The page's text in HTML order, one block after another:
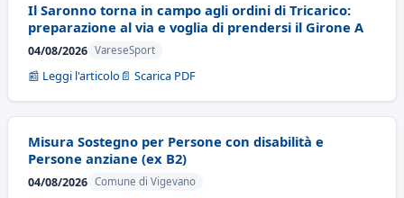
Il Saronno torna in campo agli ordini di Tricarico:
preparazione al via e voglia di prendersi il Girone A
04/08/2026 VareseSport
📰 Leggi l'articolo 📄 Scarica PDF
Misura Sostegno per Persone con disabilità e
Persone anziane (ex B2)
04/08/2026 Comune di Vigevano